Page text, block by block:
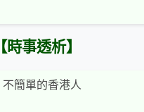
【時事透析】
不簡單的香港人